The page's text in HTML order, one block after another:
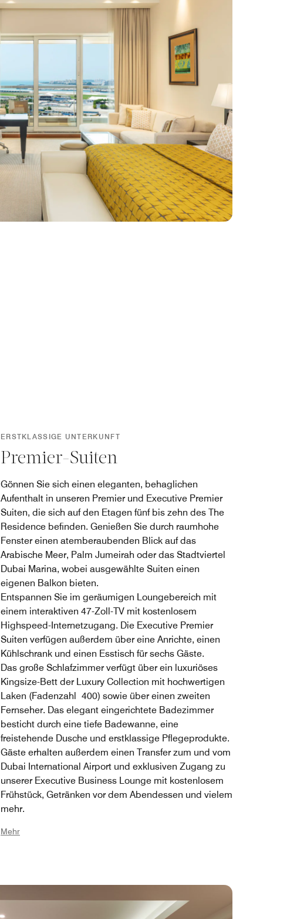
ERSTKLASSIGE UNTERKUNFT
Premier-Suiten
Gönnen Sie sich einen eleganten, behaglichen
Aufenthalt in unseren Premier und Executive Premier
Suiten, die sich auf den Etagen fünf bis zehn des The
Residence befinden. Genießen Sie durch raumhohe
Fenster einen atemberaubenden Blick auf das
Arabische Meer, Palm Jumeirah oder das Stadtviertel
Dubai Marina, wobei ausgewählte Suiten einen
eigenen Balkon bieten.
Entspannen Sie im geräumigen Loungebereich mit
einem interaktiven 47-Zoll-TV mit kostenlosem
Highspeed-Internetzugang. Die Executive Premier
Suiten verfügen außerdem über eine Anrichte, einen
Kühlschrank und einen Esstisch für sechs Gäste.
Das große Schlafzimmer verfügt über ein luxuriöses
Kingsize-Bett der Luxury Collection mit hochwertigen
Laken (Fadenzahl 400) sowie über einen zweiten
Fernseher. Das elegant eingerichtete Badezimmer
besticht durch eine tiefe Badewanne, eine
freistehende Dusche und erstklassige Pflegeprodukte.
Gäste erhalten außerdem einen Transfer zum und vom
Dubai International Airport und exklusiven Zugang zu
unserer Executive Business Lounge mit kostenlosem
Frühstück, Getränken vor dem Abendessen und vielem
mehr.
Mehr